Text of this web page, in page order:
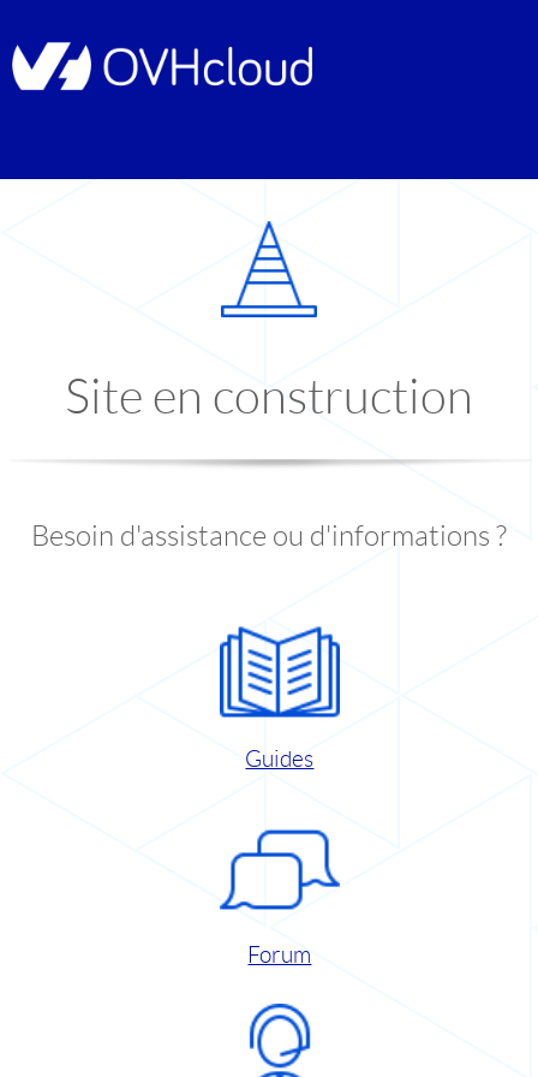
Site en construction
Besoin d'assistance ou d'informations ?
Guides
Forum